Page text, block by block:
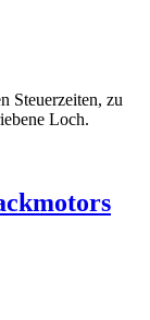
Steuerzeiten, zu
Loch.